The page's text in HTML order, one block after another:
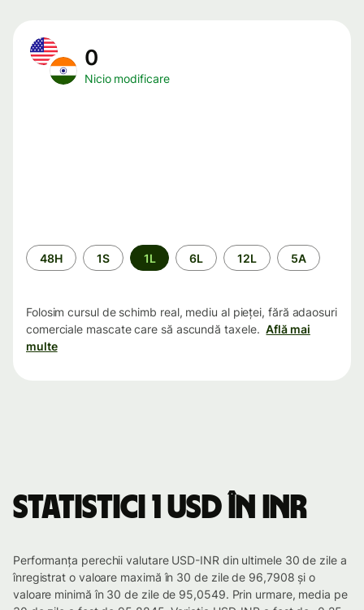
0
Nicio modificare
Perioada
48H 1S 1L 6L 12L 5A
Folosim cursul de schimb real, mediu al pieței, fără adaosuri
comerciale mascate care să ascundă taxele. Află mai
multe
Statistici 1 USD în INR
Performanța perechii valutare USD-INR din ultimele 30 de zile a
înregistrat o valoare maximă în 30 de zile de 96,7908 și o
valoare minimă în 30 de zile de 95,0549. Prin urmare, media pe